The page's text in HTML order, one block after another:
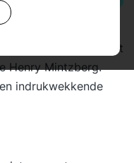
organisatiekunde kent
Henry Mintzberg.
indrukwekkende